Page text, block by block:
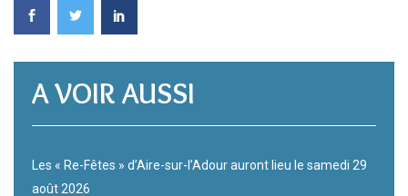
A VOIR AUSSI
Les « Re-Fêtes » d’Aire-sur-l’Adour auront lieu le samedi 29
août 2026